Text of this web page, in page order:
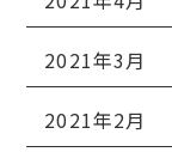
2021年3月
2021年2月